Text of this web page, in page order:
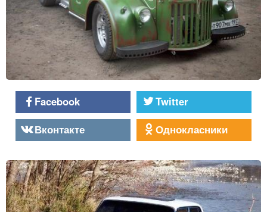
Facebook
Twitter
Вконтакте
Однокласники